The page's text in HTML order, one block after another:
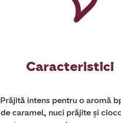
Caracteristici
Prăjită intens pentru o aromă
de caramel, nuci prăjite și